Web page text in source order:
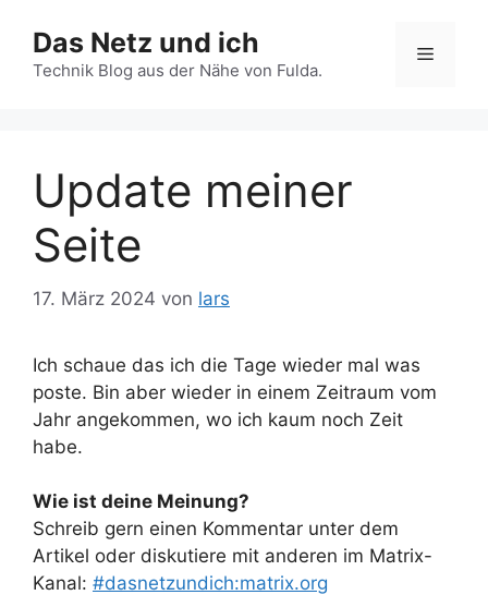
Inhalt
springen
Das Netz und ich
Technik Blog aus der Nähe von Fulda.
Menü
Update meiner
Seite
17. März 2024 von lars
Ich schaue das ich die Tage wieder mal was
poste. Bin aber wieder in einem Zeitraum vom
Jahr angekommen, wo ich kaum noch Zeit
habe.
Wie ist deine Meinung?
Schreib gern einen Kommentar unter dem
Artikel oder diskutiere mit anderen im Matrix-
Kanal: #dasnetzundich:matrix.org